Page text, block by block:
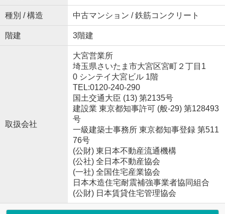
種別 / 構造 中古マンション / 鉄筋コンクリート
階建 3階建
取扱会社
大宮営業所
埼玉県さいたま市大宮区宮町２丁目1
0 シンテイ大宮ビル 1階
TEL:0120-240-290
国土交通大臣 (13) 第2135号
建設業 東京都知事許可 (般-29) 第128493
号
一級建築士事務所 東京都知事登録 第511
76号
(公財) 東日本不動産流通機構
(公社) 全日本不動産協会
(一社) 全国住宅産業協会
日本木造住宅耐震補強事業者協同組合
(公財) 日本賃貸住宅管理協会